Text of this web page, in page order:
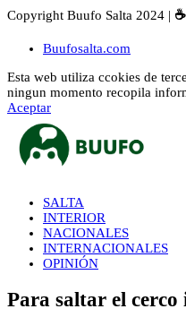
Copyright Buufo Salta 2024 |
Buufosalta.com
Esta web utiliza ccokies de
ningun momento recopila
Aceptar
SALTA
INTERIOR
NACIONALES
INTERNACIONALES
OPINIÓN
Para saltar el